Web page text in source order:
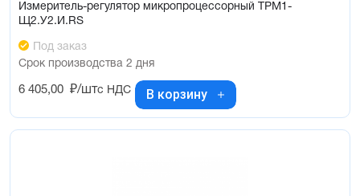
Измеритель-регулятор микропроцессорный ТРМ1-
Щ2.У2.И.RS
Под заказ
Срок производства 2 дня
6 405,00 ₽/штс НДС В корзину